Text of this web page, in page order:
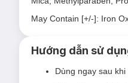
Chất phấn bột
Kiểm soát dầu
May Contain [+/-]: Iron
Hướng dẫn sử
Dùng ngay sau